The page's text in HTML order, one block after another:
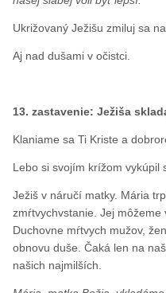
Ukrižovaný Ježišu zmiluj sa
Aj nad dušami v očistci.
13. zastavenie: Ježiša
Klaniame sa Ti Kriste a
Lebo si svojím krížom vykúpil
Ježiš v náručí matky. Mária
zmŕtvychvstanie. Jej
Duchovne mŕtvych mužov,
obnovu duše. Čaká len na
našich najmilších.